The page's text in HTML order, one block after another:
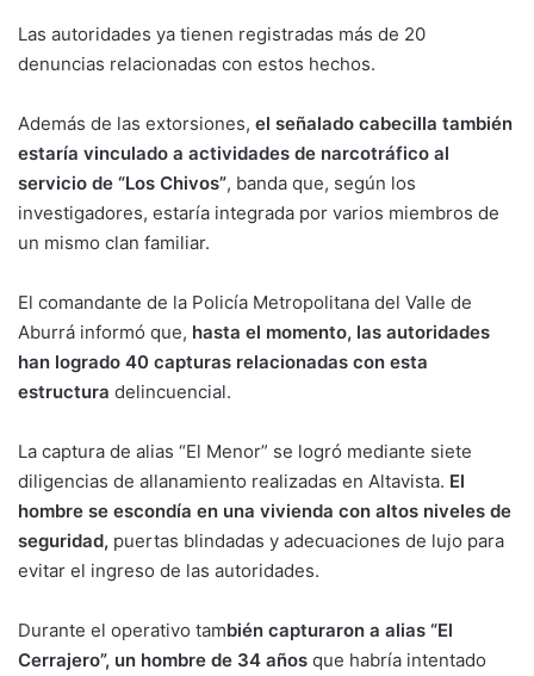
Las autoridades ya tienen registradas más de 20
denuncias relacionadas con estos hechos.
Además de las extorsiones, el señalado cabecilla también
estaría vinculado a actividades de narcotráfico al
servicio de “Los Chivos”, banda que, según los
investigadores, estaría integrada por varios miembros de
un mismo clan familiar.
El comandante de la Policía Metropolitana del Valle de
Aburrá informó que, hasta el momento, las autoridades
han logrado 40 capturas relacionadas con esta
estructura delincuencial.
La captura de alias “El Menor” se logró mediante siete
diligencias de allanamiento realizadas en Altavista. El
hombre se escondía en una vivienda con altos niveles de
seguridad, puertas blindadas y adecuaciones de lujo para
evitar el ingreso de las autoridades.
Durante el operativo también capturaron a alias “El
Cerrajero”, un hombre de 34 años que habría intentado